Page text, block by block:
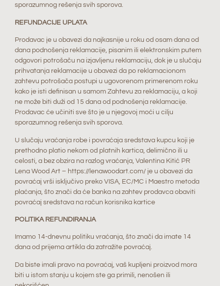
sporazumnog rešenja svih sporova.
REFUNDACIJE UPLATA
Prodavac je u obavezi da najkasnije u roku od osam dana od
dana podnošenja reklamacije, pisanim ili elektronskim putem
odgovori potrošaču na izjavljenu reklamaciju, dok je u slučaju
prihvatanja reklamacije u obavezi da po reklamacionom
zahtevu potrošača postupi u ugovorenom primerenom roku
kako je isti definisan u samom Zahtevu za reklamaciju, a koji
ne može biti duži od 15 dana od podnošenja reklamacije.
Prodavac će učiniti sve što je u njegovoj moći u cilju
sporazumnog rešenja svih sporova.
U slučaju vraćanja robe i povraćaja sredstava kupcu koji je
prethodno platio nekom od platnih kartica, delimično ili u
celosti, a bez obzira na razlog vraćanja, Valentina Kitić PR
Lena Wood Art – https://lenawoodart.com/ je u obavezi da
povraćaj vrši isključivo preko VISA, EC/MC i Maestro metoda
plaćanja, što znači da će banka na zahtev prodavca obaviti
povraćaj sredstava na račun korisnika kartice
POLITIKA REFUNDIRANJA
Imamo 14-dnevnu politiku vraćanja, što znači da imate 14
dana od prijema artikla da zatražite povraćaj.
Da biste imali pravo na povraćaj, vaš kupljeni proizvod mora
biti u istom stanju u kojem ste ga primili, nenošen ili